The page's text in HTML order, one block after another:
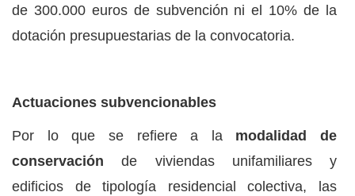
de 300.000 euros de subvención ni el 10% de la
dotación presupuestarias de la convocatoria.
Actuaciones subvencionables
Por lo que se refiere a lamodalidad de
conservaciónde viviendas unifamiliares y
edificios de tipología residencial colectiva, las